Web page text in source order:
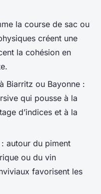
la course de sac ou
créent une
la cohésion en
à Biarritz ou Bayonne :
qui pousse à la
d’indices et à la
: autour du piment
ou du vin
favorisent les